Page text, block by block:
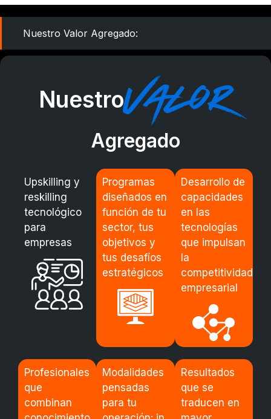
Nuestro Valor Agregado:
NuestroValor
Agregado
Upskilling y
reskilling
tecnológico
para
empresas
Programas
diseñados en
función de tu
sector, tus
objetivos y
tus desafíos
estratégicos
Desarrollo de
capacidades
en las
tecnologías
que impulsan
la
competitividad
empresarial
Profesionales
que
combinan
Modalidades
pensadas
para tu
Resultados
que se
traducen en